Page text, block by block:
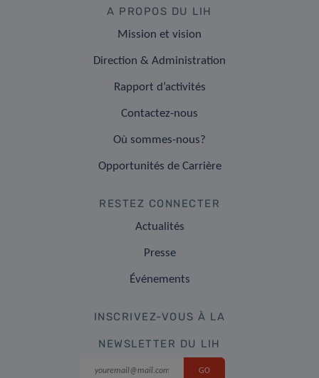
A PROPOS DU LIH
Mission et vision
Direction & Administration
Rapport d’activités
Contactez-nous
Où sommes-nous?
Opportunités de Carrière
RESTEZ CONNECTER
Actualités
Presse
Événements
INSCRIVEZ-VOUS À LA
NEWSLETTER DU LIH